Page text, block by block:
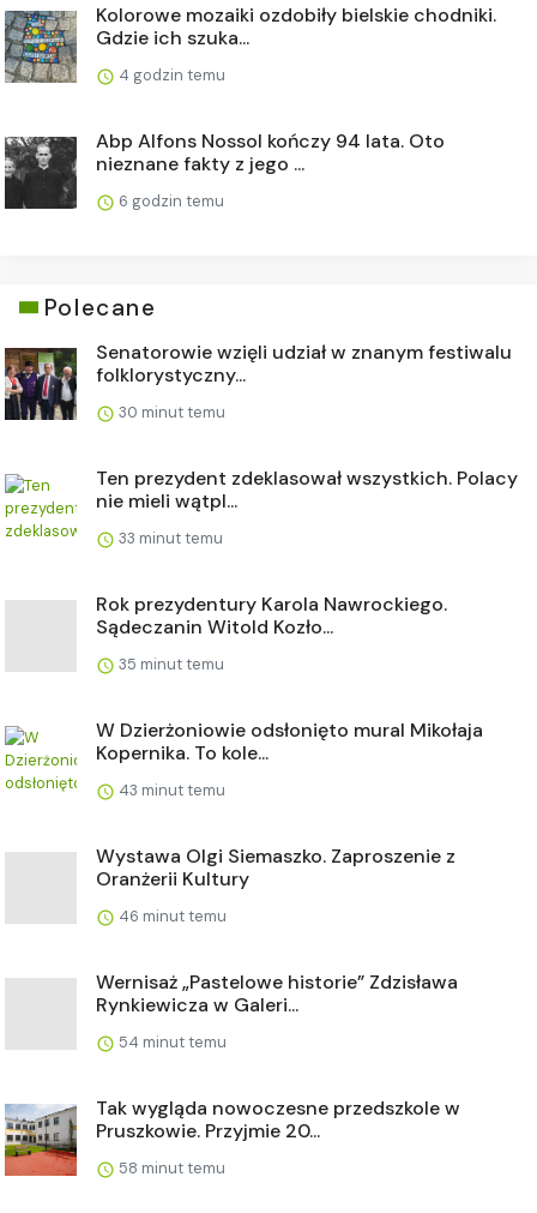
Kolorowe mozaiki ozdobiły bielskie chodniki.
Gdzie ich szuka...
4 godzin temu
Abp Alfons Nossol kończy 94 lata. Oto
nieznane fakty z jego ...
6 godzin temu
Polecane
Senatorowie wzięli udział w znanym festiwalu
folklorystyczny...
30 minut temu
Ten prezydent zdeklasował wszystkich. Polacy
nie mieli wątpl...
33 minut temu
Rok prezydentury Karola Nawrockiego.
Sądeczanin Witold Kozło...
35 minut temu
W Dzierżoniowie odsłonięto mural Mikołaja
Kopernika. To kole...
43 minut temu
Wystawa Olgi Siemaszko. Zaproszenie z
Oranżerii Kultury
46 minut temu
Wernisaż „Pastelowe historie” Zdzisława
Rynkiewicza w Galeri...
54 minut temu
Tak wygląda nowoczesne przedszkole w
Pruszkowie. Przyjmie 20...
58 minut temu